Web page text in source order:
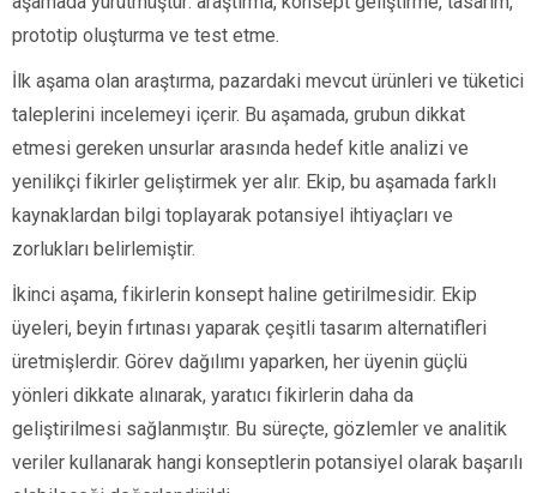
prototip oluşturma ve test etme.
İlk aşama olan araştırma, pazardaki mevcut ürünleri ve tüketici
taleplerini incelemeyi içerir. Bu aşamada, grubun dikkat
etmesi gereken unsurlar arasında hedef kitle analizi ve
yenilikçi fikirler geliştirmek yer alır. Ekip, bu aşamada farklı
kaynaklardan bilgi toplayarak potansiyel ihtiyaçları ve
zorlukları belirlemiştir.
İkinci aşama, fikirlerin konsept haline getirilmesidir. Ekip
üyeleri, beyin fırtınası yaparak çeşitli tasarım alternatifleri
üretmişlerdir. Görev dağılımı yaparken, her üyenin güçlü
yönleri dikkate alınarak, yaratıcı fikirlerin daha da
geliştirilmesi sağlanmıştır. Bu süreçte, gözlemler ve analitik
veriler kullanarak hangi konseptlerin potansiyel olarak başarılı